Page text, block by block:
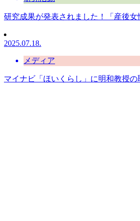
研究成果が発表されました！「産後
2025.07.18.
メディア
マイナビ「ほいくらし」に明和教授